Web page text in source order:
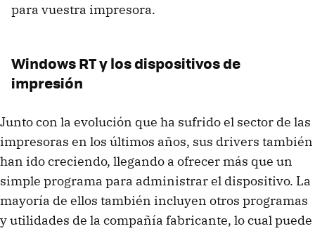
para vuestra impresora.
Windows RT y los dispositivos de
impresión
Junto con la evolución que ha sufrido el sector de las
impresoras en los últimos años, sus drivers también
han ido creciendo, llegando a ofrecer más que un
simple programa para administrar el dispositivo. La
mayoría de ellos también incluyen otros programas
y utilidades de la compañía fabricante, lo cual puede